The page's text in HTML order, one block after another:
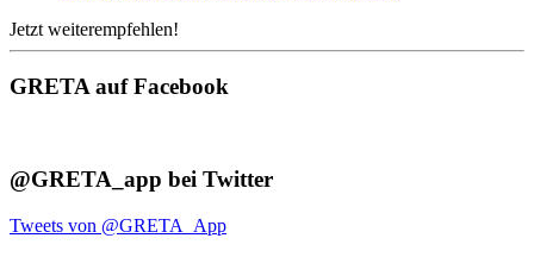
Jetzt weiterempfehlen!
GRETA auf Facebook
@GRETA_app bei Twitter
Tweets von @GRETA_App